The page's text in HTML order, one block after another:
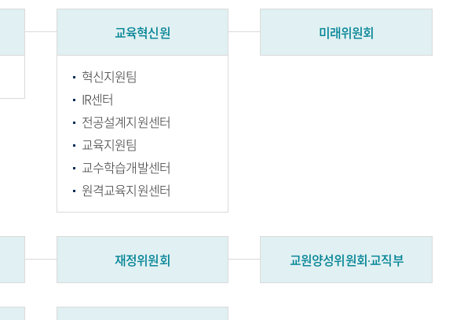
교육혁신원
혁신지원팀
IR센터
전공설계지원센터
교육지원팀
교수학습개발센터
원격교육지원센터
미래위원회
재정위원회 교원양성위원회∙교직부